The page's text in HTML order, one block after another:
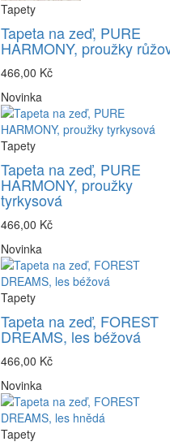
Tapety
Tapeta na zeď, PURE
HARMONY, proužky
466,00 Kč
Novinka
Tapety
Tapeta na zeď, PURE
HARMONY, proužky
tyrkysová
466,00 Kč
Novinka
Tapety
Tapeta na zeď, FOREST
DREAMS, les béžová
466,00 Kč
Novinka
Tapety